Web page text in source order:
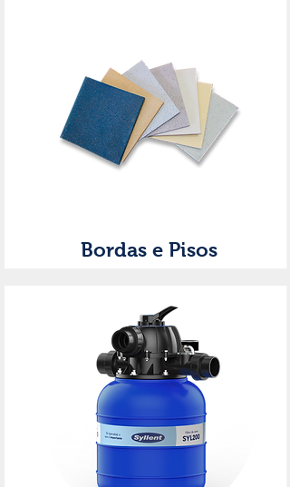
Bordas e Pisos